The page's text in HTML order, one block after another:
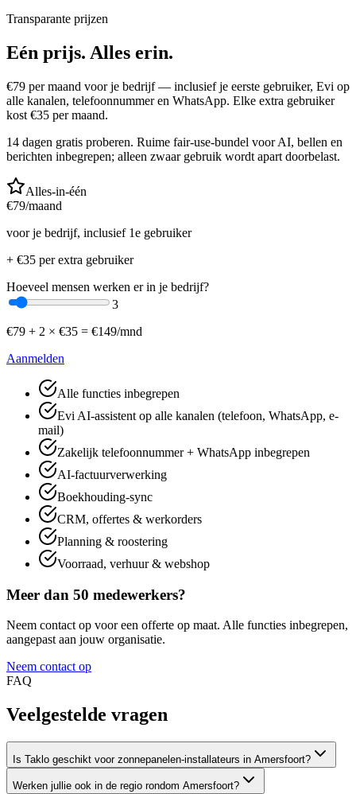
Transparante prijzen
Eén prijs. Alles erin.
€79 per maand voor je bedrijf — inclusief je eerste gebruiker, Evi op
alle kanalen, telefoonnummer en WhatsApp. Elke extra gebruiker
kost €35 per maand.
14 dagen gratis proberen. Ruime fair-use-bundel voor AI, bellen en
berichten inbegrepen; alleen zwaar gebruik wordt apart doorbelast.
Alles-in-één
€79/maand
voor je bedrijf, inclusief 1e gebruiker
+ €35 per extra gebruiker
Hoeveel mensen werken er in je bedrijf?
3
€79 + 2 × €35 = €149/mnd
Aanmelden
Alle functies inbegrepen
Evi AI-assistent op alle kanalen (telefoon, WhatsApp, e-
mail)
Zakelijk telefoonnummer + WhatsApp inbegrepen
AI-factuurverwerking
Boekhouding-sync
CRM, offertes & werkorders
Planning & roostering
Voorraad, verhuur & webshop
Meer dan 50 medewerkers?
Neem contact op voor een offerte op maat. Alle functies inbegrepen,
aangepast aan jouw organisatie.
Neem contact op
FAQ
Veelgestelde vragen
Is Taklo geschikt voor zonnepanelen-installateurs in Amersfoort?
Werken jullie ook in de regio rondom Amersfoort?